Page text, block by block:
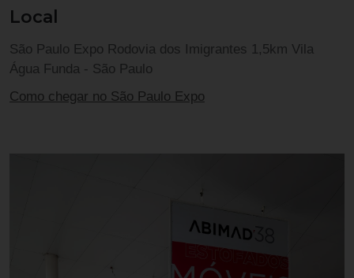
Local
São Paulo Expo Rodovia dos Imigrantes 1,5km Vila
Água Funda - São Paulo
Como chegar no São Paulo Expo